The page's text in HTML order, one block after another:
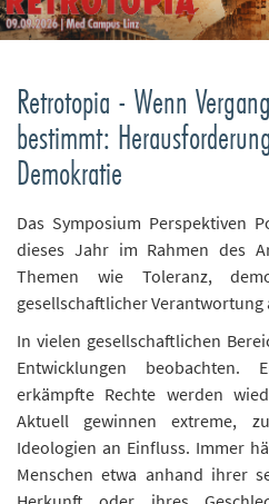
Retrotopia - Wenn
bestimmt:
Demokratie
Das Symposium Perspektiven
dieses Jahr im Rahmen des
Themen wie Toleranz,
gesellschaftlicher Verantwortung
In vielen gesellschaftlichen
Entwicklungen beobachten.
erkämpfte Rechte werden
Aktuell gewinnen extreme,
Ideologien an Einfluss. Immer
Menschen etwa anhand ihrer